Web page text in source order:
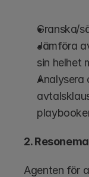
Granska/
Jämföra
sin helhet
Analysera
2.
Agenten för